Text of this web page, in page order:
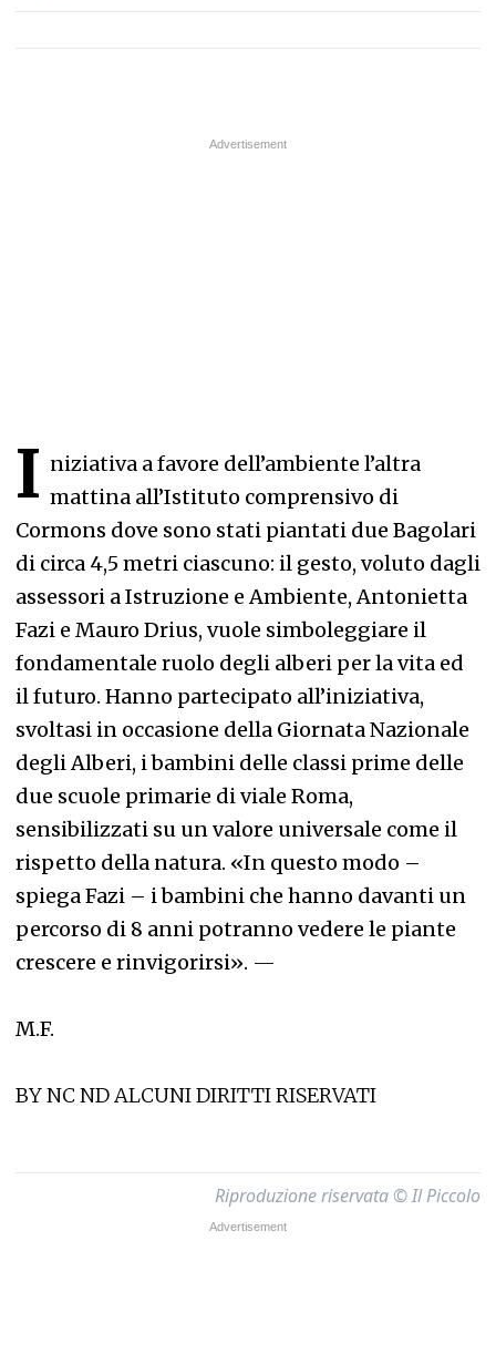
I niziativa a favore dell’ambiente l’altra
mattina all’Istituto comprensivo di
Cormons dove sono stati piantati due Bagolari
di circa 4,5 metri ciascuno: il gesto, voluto dagli
assessori a Istruzione e Ambiente, Antonietta
Fazi e Mauro Drius, vuole simboleggiare il
fondamentale ruolo degli alberi per la vita ed
il futuro. Hanno partecipato all’iniziativa,
svoltasi in occasione della Giornata Nazionale
degli Alberi, i bambini delle classi prime delle
due scuole primarie di viale Roma,
sensibilizzati su un valore universale come il
rispetto della natura. «In questo modo –
spiega Fazi – i bambini che hanno davanti un
percorso di 8 anni potranno vedere le piante
crescere e rinvigorirsi». —
M.F.
BY NC ND ALCUNI DIRITTI RISERVATI
Riproduzione riservata © Il Piccolo